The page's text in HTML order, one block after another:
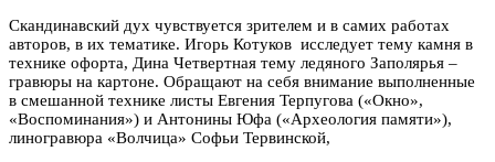
Скандинавский дух чувствуется зрителем и в самих работах
авторов, в их тематике. Игорь Котуков исследует тему камня в
технике офорта, Дина Четвертная тему ледяного Заполярья –
гравюры на картоне. Обращают на себя внимание выполненные
в смешанной технике листы Евгения Терпугова («Окно»,
«Воспоминания») и Антонины Юфа («Археология памяти»),
линогравюра «Волчица» Софьи Тервинской,